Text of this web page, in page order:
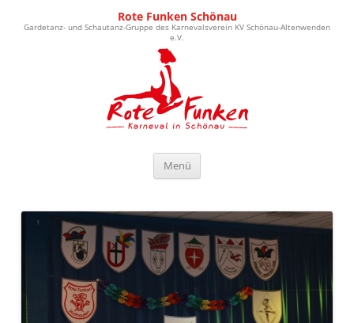
Rote Funken Schönau
Gardetanz- und Schautanz-Gruppe des Karnevalsverein KV Schönau-Altenwenden
e.V.
Menü